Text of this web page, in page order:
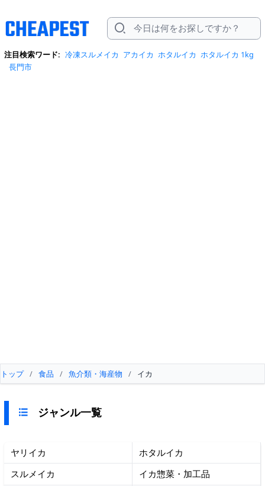
注目検索ワード: 冷凍スルメイカ アカイカ ホタルイカ ホタルイカ 1kg
長門市
トップ / 食品 / 魚介類・海産物 / イカ
ジャンル一覧
ヤリイカ
ホタルイカ
スルメイカ
イカ惣菜・加工品